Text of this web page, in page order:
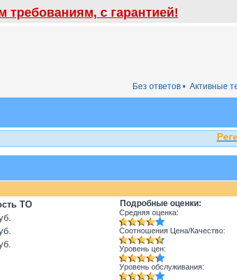
с гарантией!
Активные
Без ответов •
ТО
Подробные оценки:
Средняя оценка:
Соотношения Цена/Качество:
Уровень цен:
Уровень обслуживания: